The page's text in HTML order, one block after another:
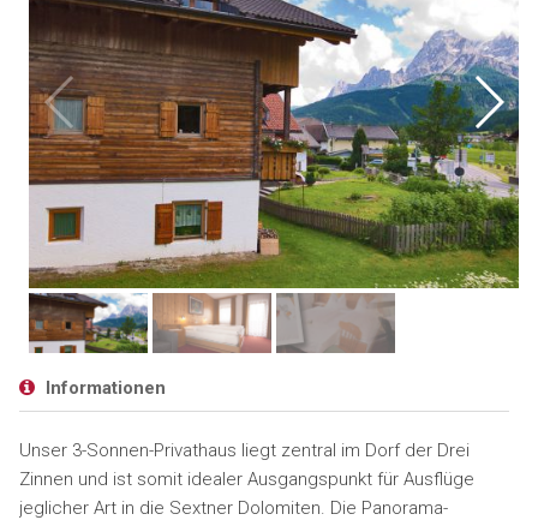
Informationen
Unser 3-Sonnen-Privathaus liegt zentral im Dorf der Drei
Zinnen und ist somit idealer Ausgangspunkt für Ausflüge
jeglicher Art in die Sextner Dolomiten. Die Panorama-